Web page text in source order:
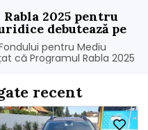
nouă condiție esențială:
a amenzii
care a dus la
Aceas...
2025 pentru
debutează pe
pentru Mediu
că Programul Rabla 2025
2025 sau până la
alocat . Buget și
recent